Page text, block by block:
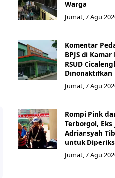
Warga
Jumat, 7 Agu
Komentar
BPJS di
RSUD
Dinonaktifkan
Jumat, 7 Agu
Rompi Pink
Terborgol, Eks
Adriansyah
untuk
Jumat, 7 Agu